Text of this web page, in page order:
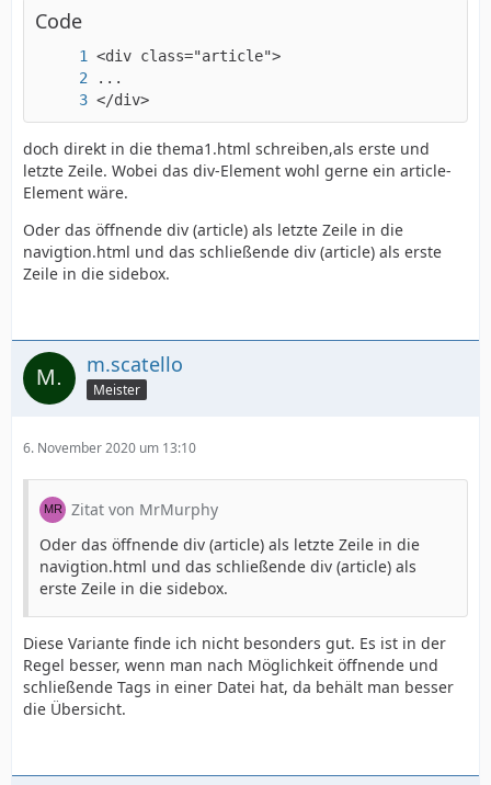
Code
</div>
doch direkt in die thema1.html schreiben,als erste und
letzte Zeile. Wobei das div-Element wohl gerne ein article-
Element wäre.
Oder das öffnende div (article) als letzte Zeile in die
navigtion.html und das schließende div (article) als erste
Zeile in die sidebox.
m.scatello
Meister
6. November 2020 um 13:10
Zitat von MrMurphy
Oder das öffnende div (article) als letzte Zeile in die
navigtion.html und das schließende div (article) als
erste Zeile in die sidebox.
Diese Variante finde ich nicht besonders gut. Es ist in der
Regel besser, wenn man nach Möglichkeit öffnende und
schließende Tags in einer Datei hat, da behält man besser
die Übersicht.